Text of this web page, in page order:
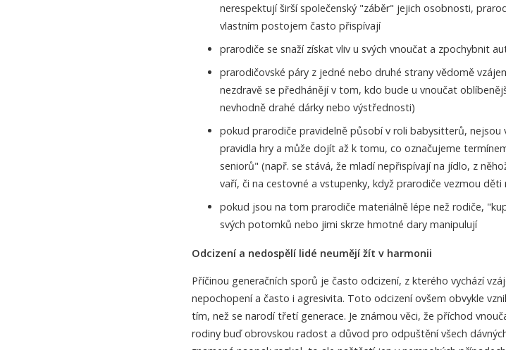
nerespektují širší společenský "záběr" jejich osobnosti,
vlastním postojem často přispívají
prarodiče se snaží získat vliv u svých vnoučat a zpochybnit
prarodičovské páry z jedné nebo druhé strany vědomě
nezdravě se předhánějí v tom, kdo bude u vnoučat
nevhodně drahé dárky nebo výstřednosti)
pokud prarodiče pravidelně působí v roli babysitterů, nejsou
pravidla hry a může dojít až k tomu, co označujeme
seniorů" (např. se stává, že mladí nepřispívají na jídlo, z
vaří, či na cestovné a vstupenky, když prarodiče vezmou děti
pokud jsou na tom prarodiče materiálně lépe než rodiče,
svých potomků nebo jimi skrze hmotné dary manipulují
Odcizení a nedospělí lidé neumějí žít v harmonii
Příčinou generačních sporů je často odcizení, z kterého vychází
nepochopení a často i agresivita. Toto odcizení ovšem obvykle
tím, než se narodí třetí generace. Je známou věci, že příchod
rodiny buď obrovskou radost a důvod pro odpuštění všech